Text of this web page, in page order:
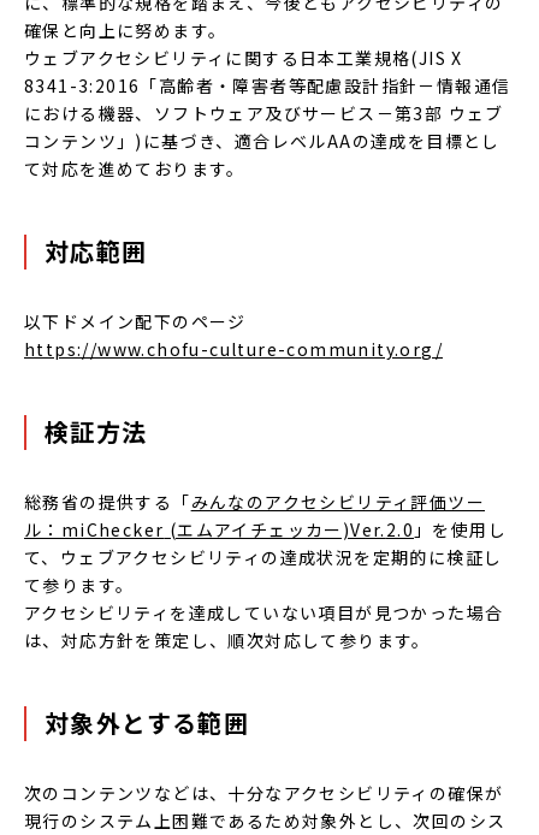
確保と向上に努めます。
ウェブアクセシビリティに関する日本工業規格(JIS X
8341-3:2016「高齢者・障害者等配慮設計指針－情報通信
における機器、ソフトウェア及びサービス－第3部 ウェブ
コンテンツ」)に基づき、適合レベルAAの達成を目標とし
て対応を進めております。
対応範囲
以下ドメイン配下のページ
https://www.chofu-culture-community.org/
検証方法
総務省の提供する「みんなのアクセシビリティ評価ツー
ル：miChecker (エムアイチェッカー)Ver. 2.0 」を使用し
て、ウェブアクセシビリティの達成状況を定期的に検証し
て参ります。
アクセシビリティを達成していない項目が見つかった場合
は、対応方針を策定し、順次対応して参ります。
対象外とする範囲
次のコンテンツなどは、十分なアクセシビリティの確保が
現行のシステム上困難であるため対象外とし、次回のシス